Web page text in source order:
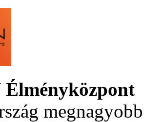
Élményközpont